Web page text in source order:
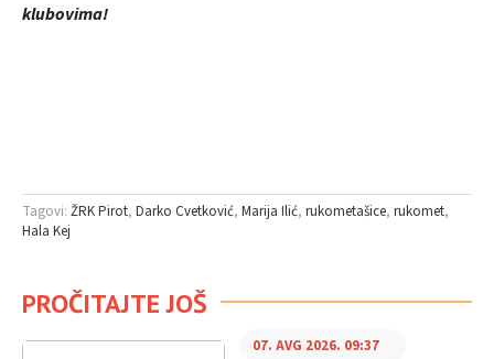
klubovima!
Tagovi: ŽRK Pirot Darko Cvetković Marija Ilić rukometašice rukomet
Hala Kej
PROČITAJTE JOŠ
07. AVG 2026. 09:37